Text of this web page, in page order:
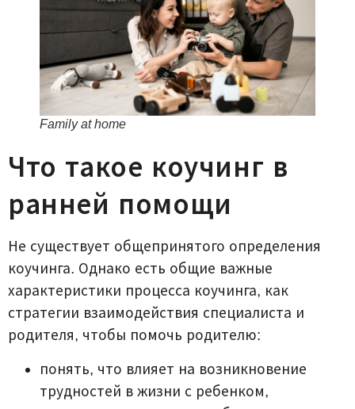
Family at home
Что такое коучинг в
ранней помощи
Не существует общепринятого определения
коучинга. Однако есть общие важные
характеристики процесса коучинга, как
стратегии взаимодействия специалиста и
родителя, чтобы помочь родителю:
понять, что влияет на возникновение
трудностей в жизни с ребенком,